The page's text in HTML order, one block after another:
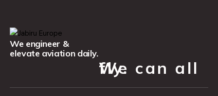
We engineer &
elevate aviation daily.
We can all fly.